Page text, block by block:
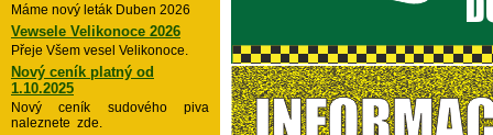
Máme nový leták Duben 2026
Vewsele Velikonoce 2026
Přeje Všem vesel Velikonoce.
Nový ceník platný od
1.10.2025
Nový ceník sudového piva
naleznete zde.